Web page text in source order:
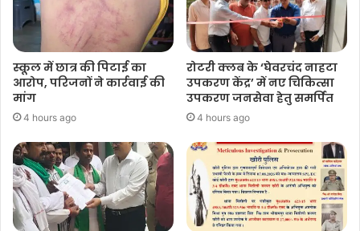
स्कूल में छात्र की पिटाई का
आरोप, परिजनों ने कार्रवाई की
मांग
4 hours ago
रोटरी क्लब के ‘घेवरचंद नाहटा
उपकरण केंद्र’ में नए चिकित्सा
उपकरण जनसेवा हेतु समर्पित
4 hours ago